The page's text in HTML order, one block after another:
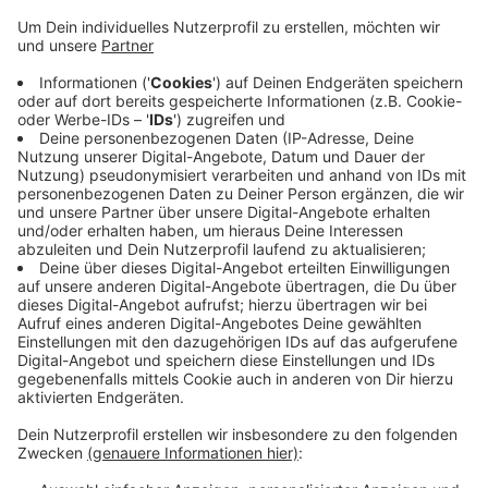
Anzeige
Dazu werden die Ampeln bis morgen (27. September)
außer Betrieb genommen. Für die Arbeiten fallen auch
einige Fahrspuren weg. Wer sich in diesem Bereich
auskennt, sollte den Verkehrsknotenpunkt heute
meiden. Die Kosten für den Ampel-Umbau liegen bei
100.000 Euro.
Pressemitteilung der Stadt:
Anzeige